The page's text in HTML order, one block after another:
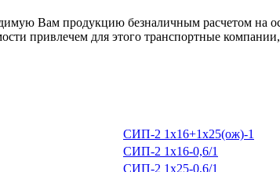
Вам продукцию безналичным расчетом на
привлечем для этого транспортные
СИП-2 1х16+1х25(ож)-1
СИП-2 1х16-0,6/1
СИП-2 1х25-0,6/1